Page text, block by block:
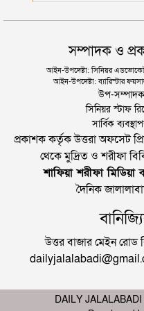
সম্পাদক ও
আইন-উপদেষ্টা: সিনিয়র
আইন-উপদেষ্টা: ব্যারিস্টার
উপ-
সিনিয়র স্টাফ
সার্বিক
প্রকাশক কর্তৃক উত্তরা অফসেট
থেকে মুদ্রিত ও শরীফা
শাফিয়া শরীফা মিডিয়া
দৈনিক
উত্তর বাজার মেইন রোড
DAILY